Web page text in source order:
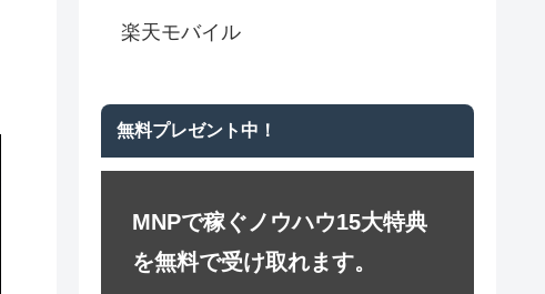
楽天モバイル
無料プレゼント中！
MNPで稼ぐノウハウ15大特典
を無料で受け取れます。